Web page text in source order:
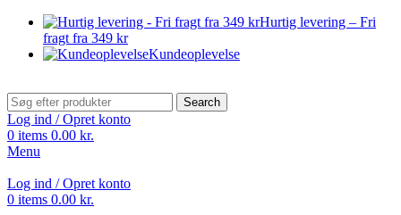
Hurtig levering – Fri
fragt fra 349 kr
Kundeoplevelse
Search
Log ind / Opret konto
0 items 0.00 kr.
Menu
Log ind / Opret konto
0 items 0.00 kr.